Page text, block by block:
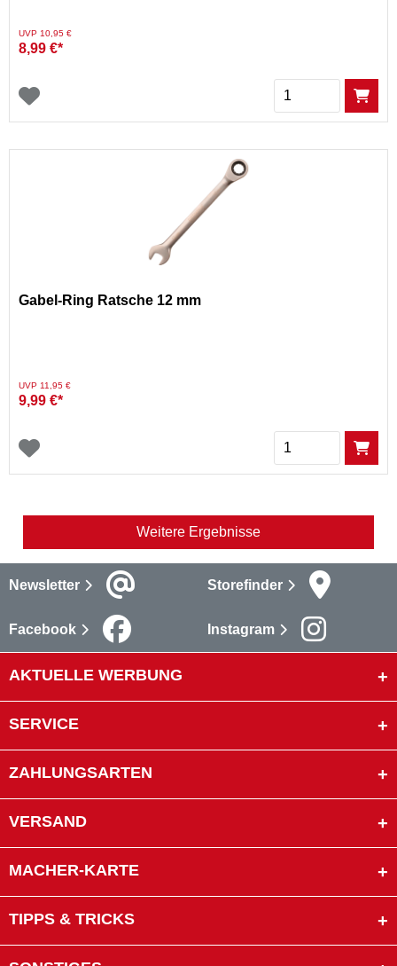
Preis reduziert von
UVP 10,95 €auf
8,99 €*
Menge
Gabel-Ring Ratsche 12 mm
Preis reduziert von
UVP 11,95 €auf
9,99 €*
Menge
Weitere Ergebnisse
Newsletter Storefinder
Facebook Instagram
AKTUELLE WERBUNG
SERVICE
ZAHLUNGSARTEN
VERSAND
MACHER-KARTE
TIPPS & TRICKS